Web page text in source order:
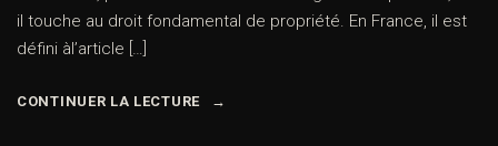
il touche au droit fondamental de propriété. En France, il est
défini àl’article […]
CONTINUER LA LECTURE